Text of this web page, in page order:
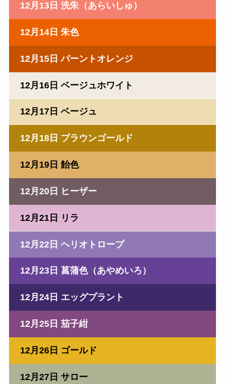
12月13日 洗朱（あらいしゅ）
12月14日 朱色
12月15日 バーントオレンジ
12月16日 ベージュホワイト
12月17日 ベージュ
12月18日 ブラウンゴールド
12月19日 飴色
12月20日 ヒーザー
12月21日 リラ
12月22日 ヘリオトロープ
12月23日 菖蒲色（あやめいろ）
12月24日 エッグプラント
12月25日 茄子紺
12月26日 ゴールド
12月27日 サロー